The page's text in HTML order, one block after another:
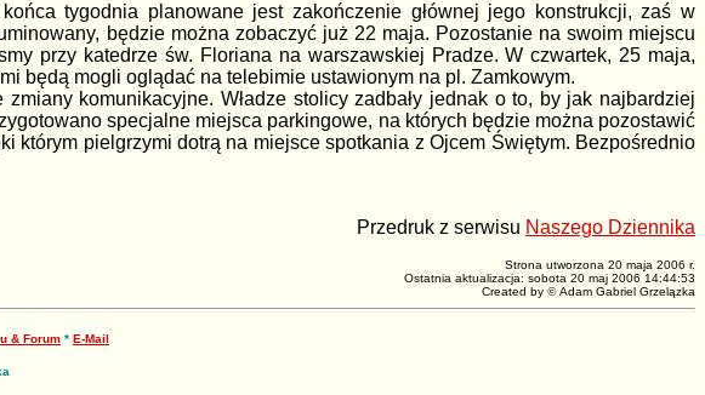
tygodnia planowane jest zakończenie głównej jego konstrukcji, zaś w
będzie można zobaczyć już 22 maja. Pozostanie na swoim miejscu
przy katedrze św. Floriana na warszawskiej Pradze. W czwartek, 25 maja,
będą mogli oglądać na telebimie ustawionym na pl. Zamkowym.
komunikacyjne. Władze stolicy zadbały jednak o to, by jak najbardziej
specjalne miejsca parkingowe, na których będzie można pozostawić
którym pielgrzymi dotrą na miejsce spotkania z Ojcem Świętym. Bezpośrednio
Przedruk z serwisu Naszego Dziennika
Strona utworzona 20 maja 2006 r.
Ostatnia aktualizacja: sobota 20 maj 2006 14:44:53
Created by ©Adam Gabriel Grzelązka
& Forum * E-Mail